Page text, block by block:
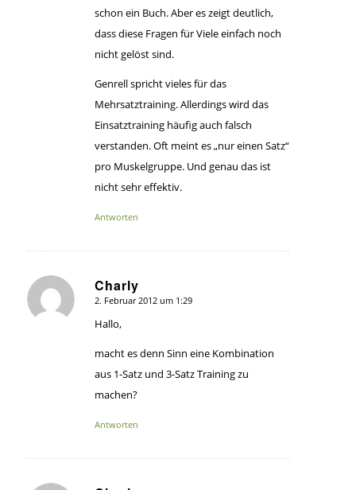
schon ein Buch. Aber es zeigt deutlich,
dass diese Fragen für Viele einfach noch
nicht gelöst sind.
Genrell spricht vieles für das
Mehrsatztraining. Allerdings wird das
Einsatztraining häufig auch falsch
verstanden. Oft meint es „nur einen Satz“
pro Muskelgruppe. Und genau das ist
nicht sehr effektiv.
Antworten
Charly
sagte:
2. Februar 2012 um 1:29
Hallo,
macht es denn Sinn eine Kombination
aus 1-Satz und 3-Satz Training zu
machen?
Antworten